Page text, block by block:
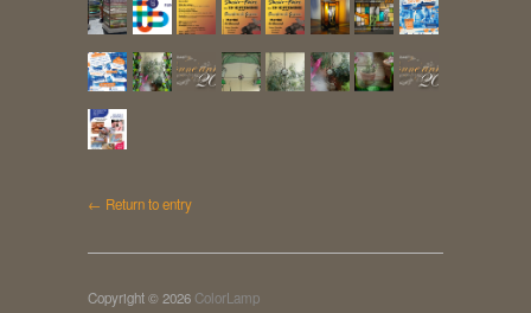
← Return to entry
Copyright © 2026 ColorLamp